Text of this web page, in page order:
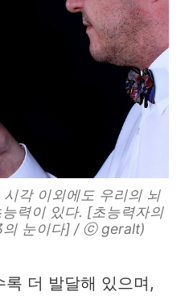
각 이외에도 우리의 뇌
력이 있다. [초능력자의
의 눈이다] / ⓒ geralt)
더 발달해 있으며,